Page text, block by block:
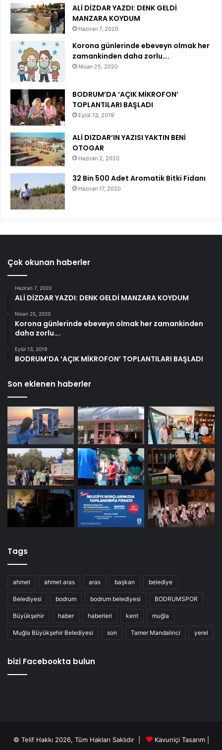
ALİ DİZDAR YAZDI: DENK GELDİ
MANZARA KOYDUM
Haziran 7, 2020
Korona günlerinde ebeveyn olmak her
zamankinden daha zorlu….
Nisan 25, 2020
BODRUM’DA ‘AÇIK MİKROFON’
TOPLANTILARI BAŞLADI
Eylül 13, 2019
ALİ DIZDAR’IN YAZISI YAKTIN BENİ
OTOGAR
Haziran 2, 2020
32 Bin 500 Adet Aromatik Bitki Fidanı
Haziran 17, 2020
Çok okunan haberler
Haziran 7, 2020
ALİ DİZDAR YAZDI: DENK GELDİ MANZARA KOYDUM
Nisan 25, 2020
Korona günlerinde ebeveyn olmak her zamankinden
daha zorlu….
Eylül 13, 2019
BODRUM’DA ‘AÇIK MİKROFON’ TOPLANTILARI BAŞLADI
Son eklenen haberler
Tags
ahmet ahmet aras aras başkan belediye
Belediyesi bodrum bodrum belediyesi BODRUMSPOR
Büyükşehir haber haberleri kent muğla
Muğla Büyükşehir Belediyesi son Tamer Mandalinci yerel
bizi Facebookta bulun
© Telif Hakkı 2026, Tüm Hakları Saklıdır | Kavuniçi Tasarım|